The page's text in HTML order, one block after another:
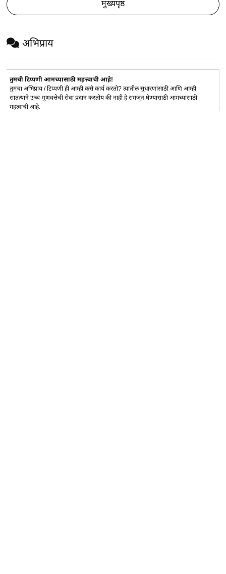
मुख्यपृष्ठ
अभिप्राय
तुमची टिप्पणी आमच्यासाठी महत्त्वाची आहे!
तुमचा अभिप्राय / टिप्पणी ही आम्ही कसे कार्य करतो? त्यातील सुधारणांसाठी आणि आम्ही
सातत्याने उच्च-गुणवत्तेची सेवा प्रदान करतोय की नाही हे समजून घेण्यासाठी आमच्यासाठी
महत्वाची आहे.